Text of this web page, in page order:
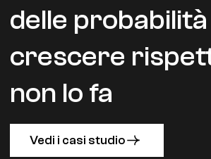
delle probabilità
crescere
non lo fa
Vedi i casi studio